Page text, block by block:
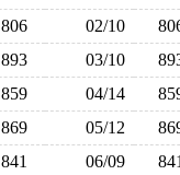
806 02/10
893 03/10
859 04/14
869 05/12
841 06/09